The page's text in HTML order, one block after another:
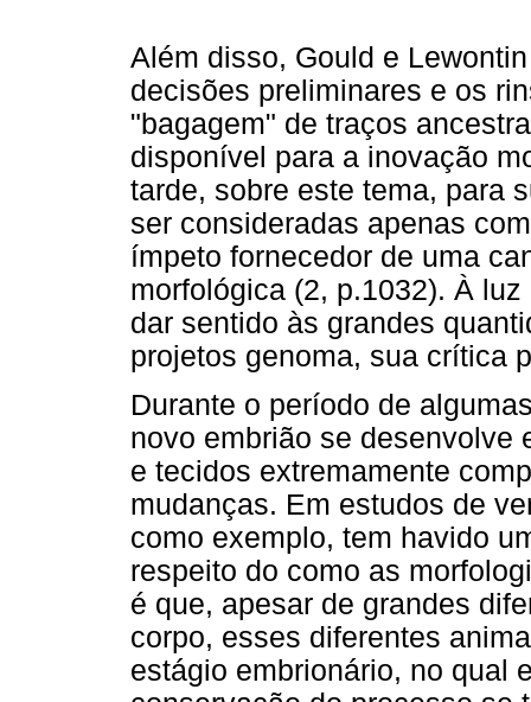
Além disso, Gould e
decisões preliminares e os
"bagagem" de traços
disponível para a inovação
tarde, sobre este tema, para
ser consideradas apenas
ímpeto fornecedor de uma
morfológica (2, p.1032). À
dar sentido às grandes
projetos genoma, sua crítica
Durante o período de
novo embrião se desenvolve
e tecidos extremamente
mudanças. Em estudos de
como exemplo, tem havido
respeito do como as
é que, apesar de grandes
corpo, esses diferentes
estágio embrionário, no qual